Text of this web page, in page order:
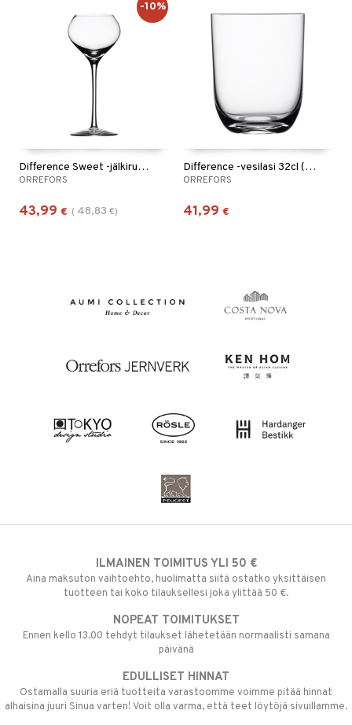
Difference Sweet -jälkiruokaviinilasi 22cl (18cl)
ORREFORS
43,99 € ( 48,83 €)
-10%
Difference -vesilasi 32cl (29cl)
ORREFORS
41,99 €
ILMAINEN TOIMITUS YLI 50 €
Aina maksuton vaihtoehto, huolimatta siitä ostatko yksittäisen
tuotteen tai koko tilauksellesi joka ylittää 50 €.
NOPEAT TOIMITUKSET
Ennen kello 13.00 tehdyt tilaukset lähetetään normaalisti samana
päivänä
EDULLISET HINNAT
Ostamalla suuria eriä tuotteita varastoomme voimme pitää hinnat
alhaisina juuri Sinua varten! Voit olla varma, että teet löytöjä sivuillamme.